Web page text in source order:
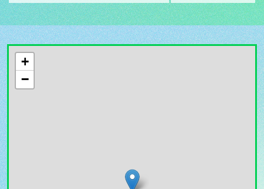
+
−